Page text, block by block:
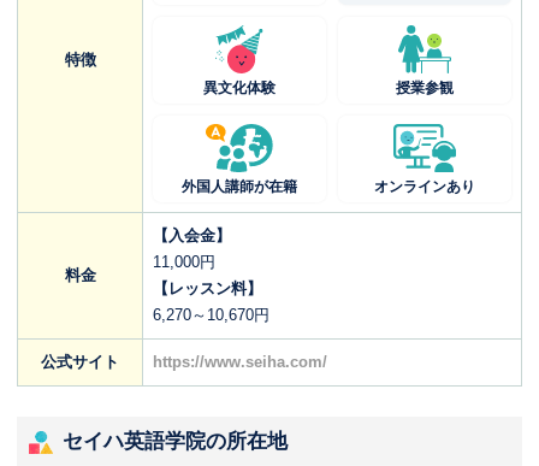
特徴
異文化体験 授業参観
外国人講師が在籍 オンラインあり
料金
【入会金】
11,000円
【レッスン料】
6,270～10,670円
公式サイト https://www.seiha.com/
セイハ英語学院の所在地